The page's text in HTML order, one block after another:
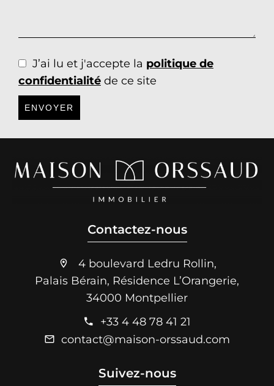
J’ai lu et j'accepte la politique de
confidentialité de ce site
ENVOYER
Contactez-nous
4 boulevard Ledru Rollin,
Palais Bérain, Résidence L’Orangerie,
34000 Montpellier
+33 4 48 78 41 21
contact@maison-orssaud.com
Suivez-nous